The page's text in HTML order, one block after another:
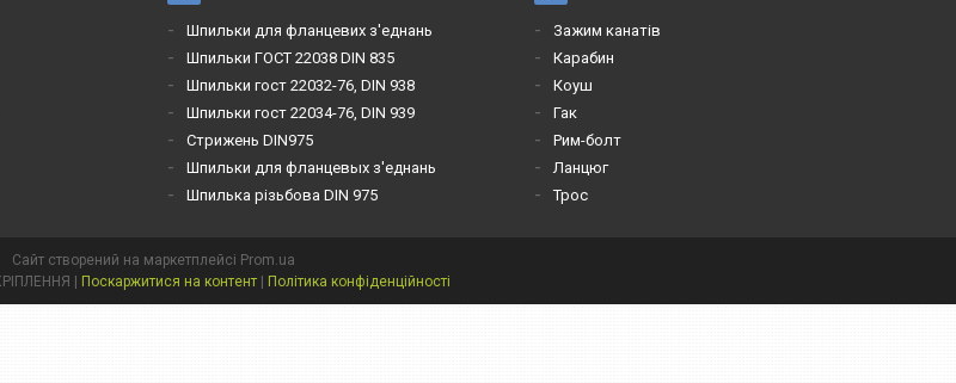
Шпильки для фланцевих з'еднань
Шпильки ГОСТ 22038 DIN 835
Шпильки гост 22032-76, DIN 938
Шпильки гост 22034-76, DIN 939
Стрижень DIN975
Шпильки для фланцевых з'еднань
Шпилька різьбова DIN 975
Зажим канатів
Карабин
Коуш
Гак
Рим-болт
Ланцюг
Трос
Сайт створений на маркетплейсі Prom.ua
Поскаржитися на контент Політика конфіденційності